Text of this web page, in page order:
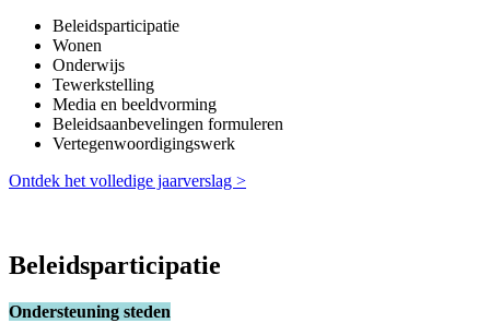
Beleidsparticipatie
Wonen
Onderwijs
Tewerkstelling
Media en beeldvorming
Beleidsaanbevelingen formuleren
Vertegenwoordigingswerk
Ontdek het volledige jaarverslag >
Beleidsparticipatie
Ondersteuning steden